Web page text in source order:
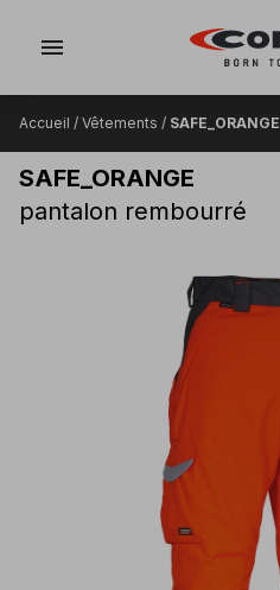
menu
Accueil / Vêtements / SAFE_ORANGE
SAFE_ORANGE
pantalon rembourré